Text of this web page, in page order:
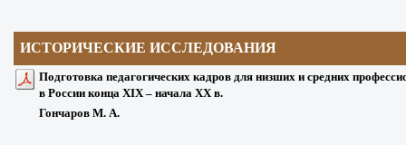
ИСТОРИЧЕСКИЕ ИССЛЕДОВАНИЯ
Подготовка педагогических кадров для низших и средних
в России конца XIX – начала XX в.
Гончаров М. А.